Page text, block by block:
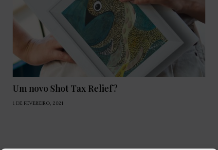
Um novo Shot Tax Relief?
1 DE FEVEREIRO, 2021